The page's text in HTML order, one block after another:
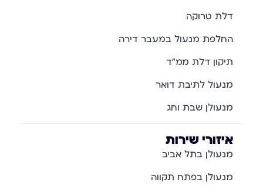
דלת טרוקה
החלפת מנעול במעבר דירה
תיקון דלת ממ"ד
מנעול לתיבת דואר
מנעולן שבת וחג
איזורי שירות
מנעולן בתל אביב
מנעולן בפתח תקווה